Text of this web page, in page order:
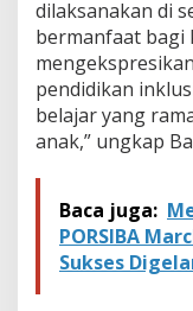
dilaksanakan di
bermanfaat bagi
pendidikan
belajar yang
anak,” ungkap
Baca juga:
PORSIBA
Sukses